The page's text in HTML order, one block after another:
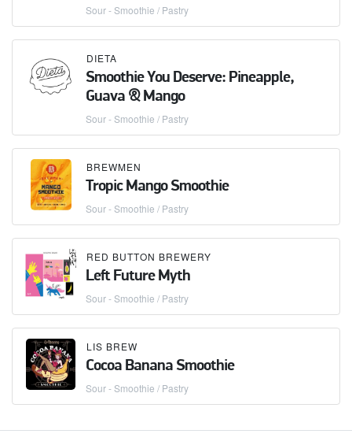
Sour - Smoothie / Pastry
DIETA
Smoothie You Deserve: Pineapple,
Guava & Mango
Sour - Smoothie / Pastry
BREWMEN
Tropic Mango Smoothie
Sour - Smoothie / Pastry
RED BUTTON BREWERY
Left Future Myth
Sour - Smoothie / Pastry
LIS BREW
Cocoa Banana Smoothie
Sour - Smoothie / Pastry